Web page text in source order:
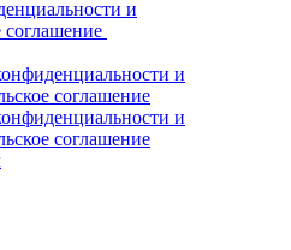
и
соглашение
и
соглашение
и
соглашение